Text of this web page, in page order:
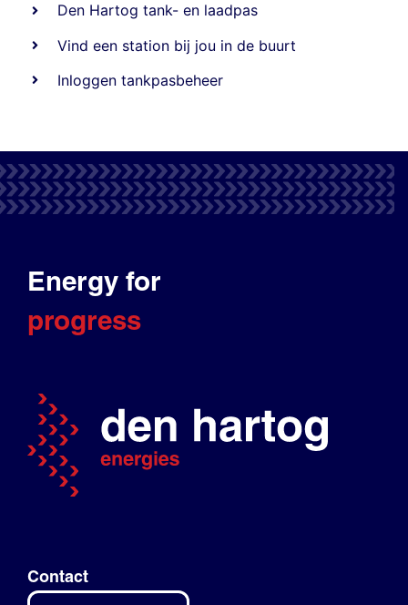
Den Hartog tank- en laadpas
Vind een station bij jou in de buurt
Inloggen tankpasbeheer
Energy for
progress
Contact